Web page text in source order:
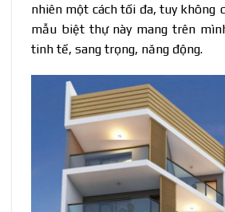
nhiên một cách tối đa, tuy không
mẫu biệt thự này mang trên
tinh tế, sang trọng, năng động.